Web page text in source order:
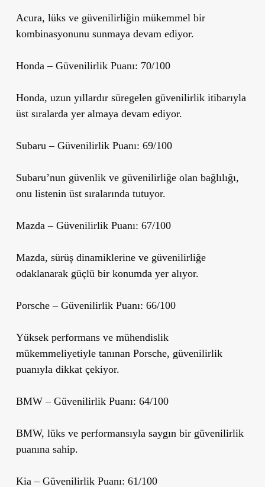
Acura, lüks ve güvenilirliğin mükemmel bir
kombinasyonunu sunmaya devam ediyor.
Honda – Güvenilirlik Puanı: 70/100
Honda, uzun yıllardır süregelen güvenilirlik itibarıyla
üst sıralarda yer almaya devam ediyor.
Subaru – Güvenilirlik Puanı: 69/100
Subaru’nun güvenlik ve güvenilirliğe olan bağlılığı,
onu listenin üst sıralarında tutuyor.
Mazda – Güvenilirlik Puanı: 67/100
Mazda, sürüş dinamiklerine ve güvenilirliğe
odaklanarak güçlü bir konumda yer alıyor.
Porsche– Güvenilirlik Puanı: 66/100
Yüksek performans ve mühendislik
mükemmeliyetiyle tanınan Porsche, güvenilirlik
puanıyla dikkat çekiyor.
BMW– Güvenilirlik Puanı: 64/100
BMW, lüks ve performansıyla saygın bir güvenilirlik
puanına sahip.
Kia – Güvenilirlik Puanı: 61/100